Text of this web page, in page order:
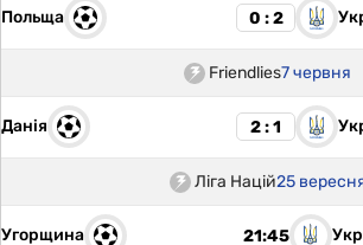
Польща 0 : 2
Friendlies7 червня
Данія 2 : 1
Ліга Націй25
Угорщина 21:45